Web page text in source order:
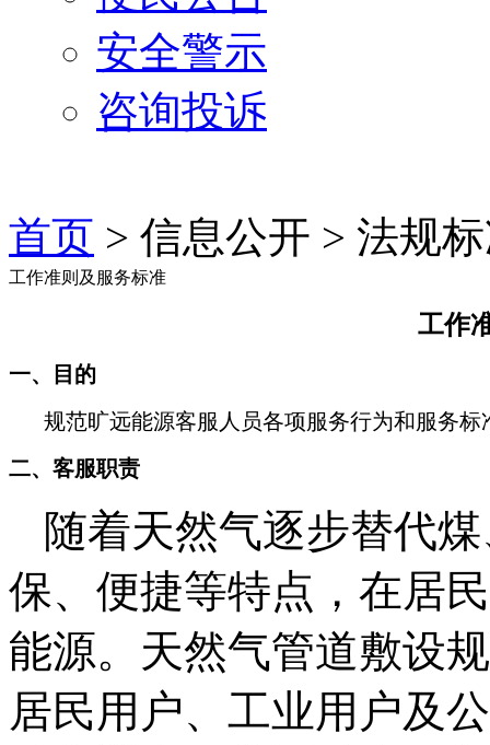
安全警示
咨询投诉
首页 > 信息公开 > 法规
工作准则及服务标准
工作
一、目的
规范旷远能源客服人员各项服务行为和服务标
二、客服职责
随着天然气逐步替代
保、便捷等特点，在居
能源。天然气管道敷设
居民用户、工业用户及